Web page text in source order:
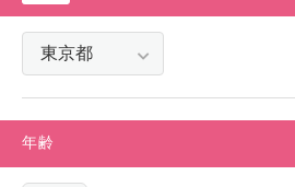
年齢